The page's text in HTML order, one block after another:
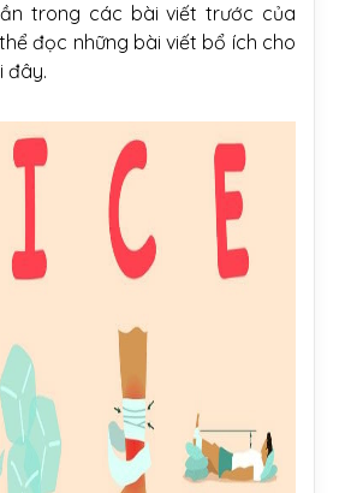
trong các bài viết trước của
đọc những bài viết bổ ích cho
đây.